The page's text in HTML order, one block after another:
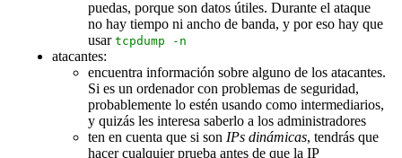
puedas, porque son datos útiles. Durante el ataque
no hay tiempo ni ancho de banda, y por eso hay que
usar tcpdump -n
atacantes:
encuentra información sobre alguno de los atacantes.
Si es un ordenador con problemas de seguridad,
probablemente lo estén usando como intermediarios,
y quizás les interesa saberlo a los administradores
ten en cuenta que si son IPs dinámicas, tendrás que
hacer cualquier prueba antes de que la IP